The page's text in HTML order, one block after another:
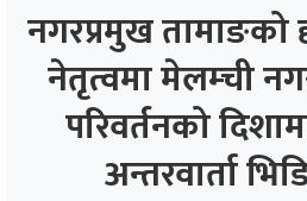
नगरप्रमुख
नेतृत्वमा मेलम्ची
परिवर्तनको
अन्तरवार्ता